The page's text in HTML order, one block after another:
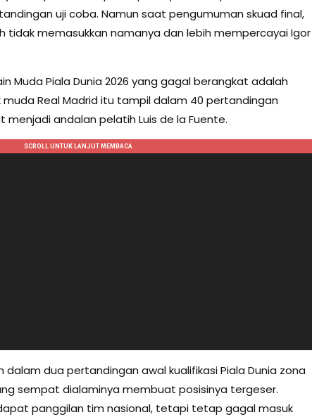
uji coba. Namun saat pengumuman skuad final,
tidak memasukkan namanya dan lebih mempercayai Igor
Muda Piala Dunia 2026 yang gagal berangkat adalah
muda Real Madrid itu tampil dalam 40 pertandingan
andalan pelatih Luis de la Fuente.
dalam dua pertandingan awal kualifikasi Piala Dunia zona
sempat dialaminya membuat posisinya tergeser.
panggilan tim nasional, tetapi tetap gagal masuk